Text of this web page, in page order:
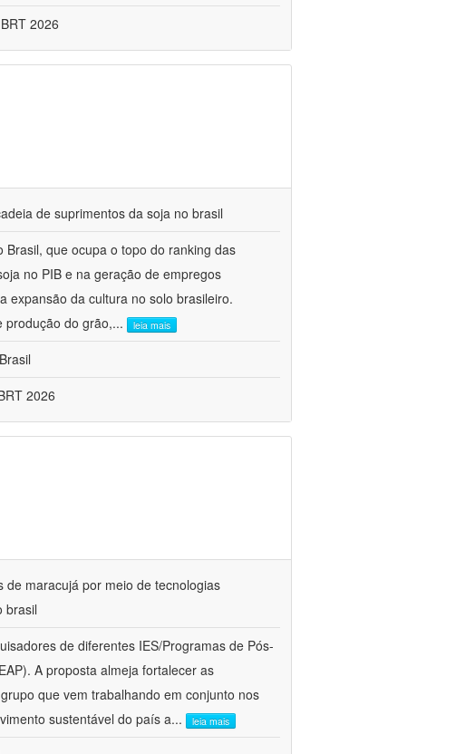
2026
de suprimentos da soja no brasil
que ocupa o topo do ranking das
no PIB e na geração de empregos
expansão da cultura no solo brasileiro.
produção do grão,... leia mais
2026
maracujá por meio de tecnologias
brasil
de diferentes IES/Programas de Pós-
A proposta almeja fortalecer as
que vem trabalhando em conjunto nos
sustentável do país a... leia mais